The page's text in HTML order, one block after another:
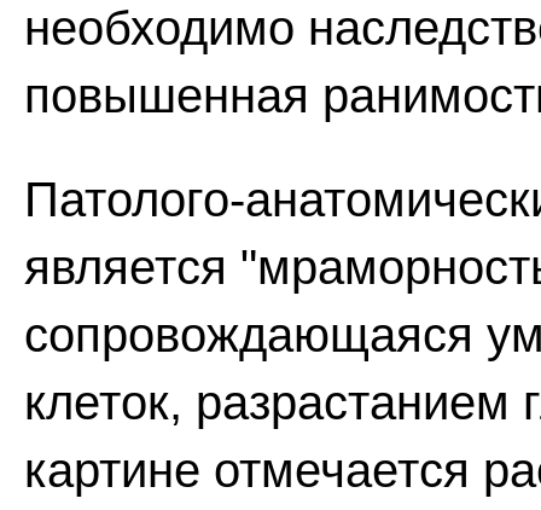
необходимо
повышенная
Патолого-
является
сопровождающаяся
клеток, разрастанием
картине отмечается